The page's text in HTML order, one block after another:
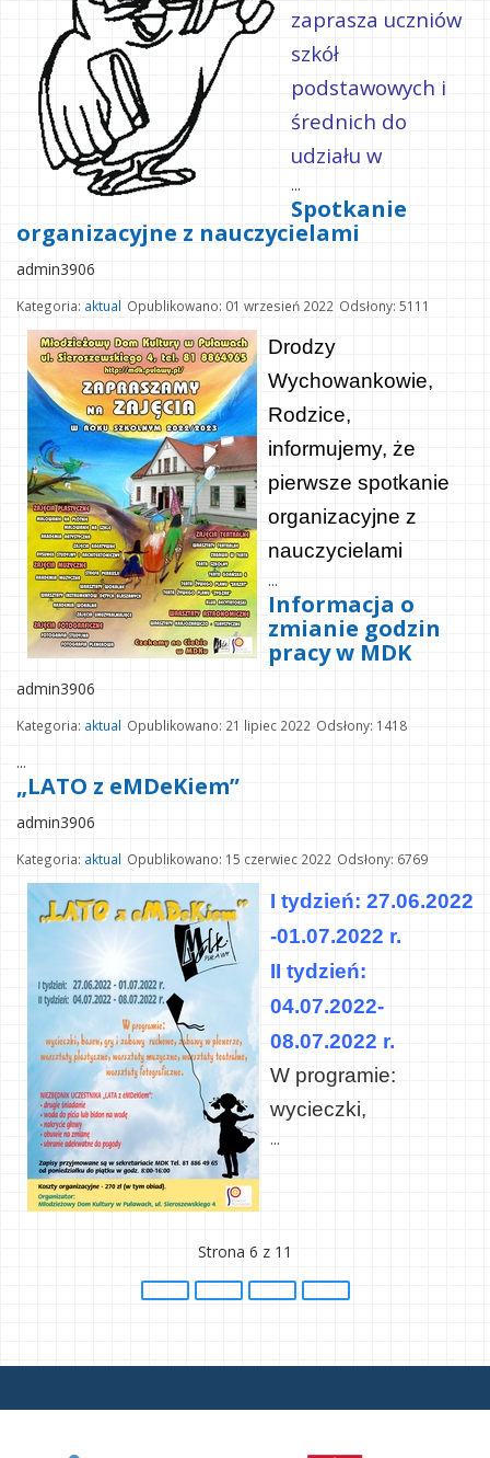
zaprasza uczniów
szkół
podstawowych i
średnich do
udziału w
...
Spotkanie
organizacyjne z nauczycielami
admin3906
Kategoria: aktual Opublikowano: 01 wrzesień 2022 Odsłony: 5111
Drodzy
Wychowankowie,
Rodzice,
informujemy, że
pierwsze spotkanie
organizacyjne z
nauczycielami
...
Informacja o
zmianie godzin
pracy w MDK
admin3906
Kategoria: aktual Opublikowano: 21 lipiec 2022 Odsłony: 1418
...
„LATO z eMDeKiem”
admin3906
Kategoria: aktual Opublikowano: 15 czerwiec 2022 Odsłony: 6769
I tydzień: 27.06.2022
-01.07.2022 r.
II tydzień:
04.07.2022-
08.07.2022 r.
W programie:
wycieczki,
...
Strona 6 z 11